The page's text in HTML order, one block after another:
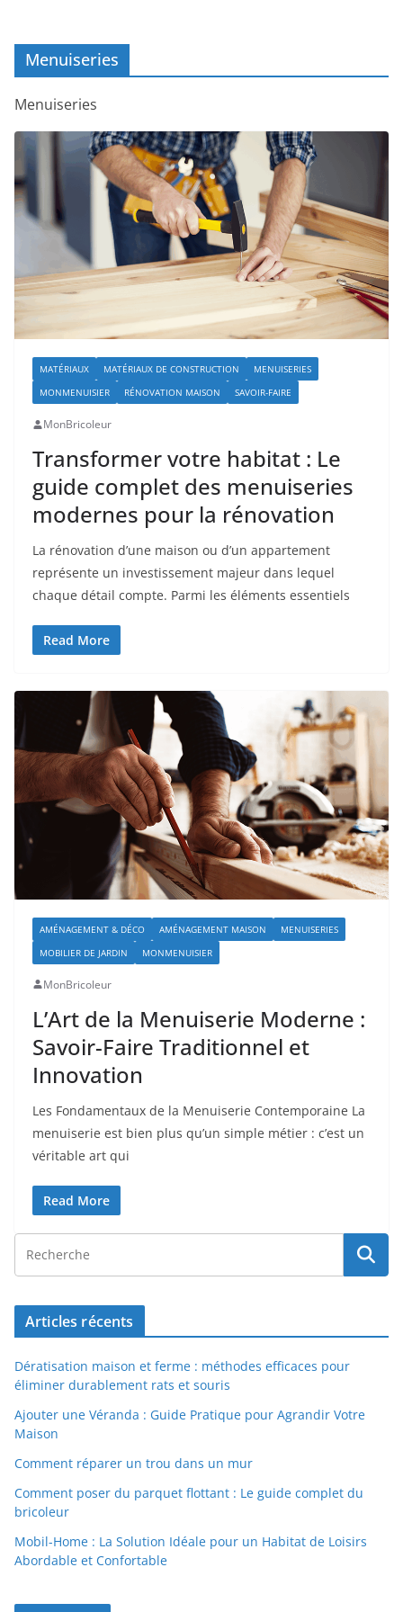
Menuiseries
Menuiseries
MATÉRIAUX MATÉRIAUX DE CONSTRUCTION
MENUISERIES
MONMENUISIER
RÉNOVATION MAISON SAVOIR-FAIRE
MonBricoleur
Transformer votre habitat : Le
guide complet des menuiseries
modernes pour la rénovation
La rénovation d’une maison ou d’un appartement
représente un investissement majeur dans lequel
chaque détail compte. Parmi les éléments essentiels
Read More
AMÉNAGEMENT & DÉCO AMÉNAGEMENT MAISON
MENUISERIES
MOBILIER DE JARDIN
MONMENUISIER
MonBricoleur
L’Art de la Menuiserie Moderne :
Savoir-Faire Traditionnel et
Innovation
Les Fondamentaux de la Menuiserie Contemporaine La
menuiserie est bien plus qu’un simple métier : c’est un
véritable art qui
Read More
Articles récents
Dératisation maison et ferme : méthodes efficaces pour
éliminer durablement rats et souris
Ajouter une Véranda : Guide Pratique pour Agrandir Votre
Maison
Comment réparer un trou dans un mur
Comment poser du parquet flottant : Le guide complet du
bricoleur
Mobil-Home : La Solution Idéale pour un Habitat de Loisirs
Abordable et Confortable